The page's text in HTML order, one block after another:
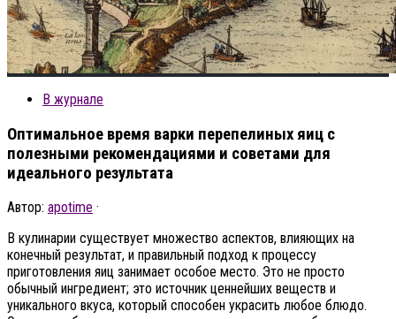
В журнале
Оптимальное время варки перепелиных яиц с
полезными рекомендациями и советами для
идеального результата
Автор: apotime ·
В кулинарии существует множество аспектов, влияющих на
конечный результат, и правильный подход к процессу
приготовления яиц занимает особое место. Это не просто
обычный ингредиент; это источник ценнейших веществ и
уникального вкуса, который способен украсить любое блюдо.